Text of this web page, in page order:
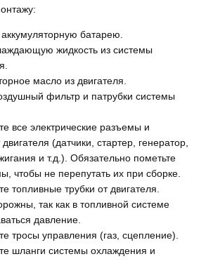
батарею.
жидкость из системы
масло из двигателя.
фильтр и патрубки системы
все электрические разъемы и
(датчики, стартер, генератор,
и т.д.). Обязательно пометьте
чтобы не перепутать их при сборке.
топливные трубки от двигателя.
так как в топливной системе
давление.
тросы управления (газ, сцепление).
шланги системы охлаждения и